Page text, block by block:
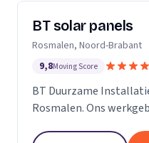
BT solar panels
Rosmalen, Noord-Brabant
9,8Moving Score
BT Duurzame
Rosmalen. Ons